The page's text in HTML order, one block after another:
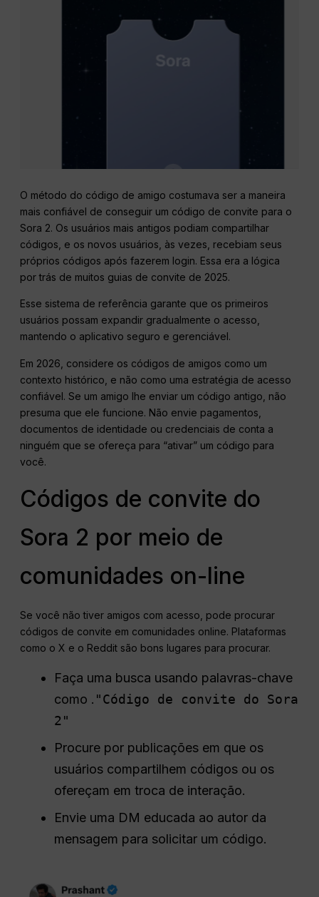
O método do código de amigo costumava ser a maneira
mais confiável de conseguir um código de convite para o
Sora 2. Os usuários mais antigos podiam compartilhar
códigos, e os novos usuários, às vezes, recebiam seus
próprios códigos após fazerem login. Essa era a lógica
por trás de muitos guias de convite de 2025.
Esse sistema de referência garante que os primeiros
usuários possam expandir gradualmente o acesso,
mantendo o aplicativo seguro e gerenciável.
Em 2026, considere os códigos de amigos como um
contexto histórico, e não como uma estratégia de acesso
confiável. Se um amigo lhe enviar um código antigo, não
presuma que ele funcione. Não envie pagamentos,
documentos de identidade ou credenciais de conta a
ninguém que se ofereça para “ativar” um código para
você.
Códigos de convite do
Sora 2 por meio de
comunidades on-line
Se você não tiver amigos com acesso, pode procurar
códigos de convite em comunidades online. Plataformas
como o X e o Reddit são bons lugares para procurar.
Faça uma busca usando palavras-chave
como . "Código de convite do Sora
2"
Procure por publicações em que os
usuários compartilhem códigos ou os
ofereçam em troca de interação.
Envie uma DM educada ao autor da
mensagem para solicitar um código.